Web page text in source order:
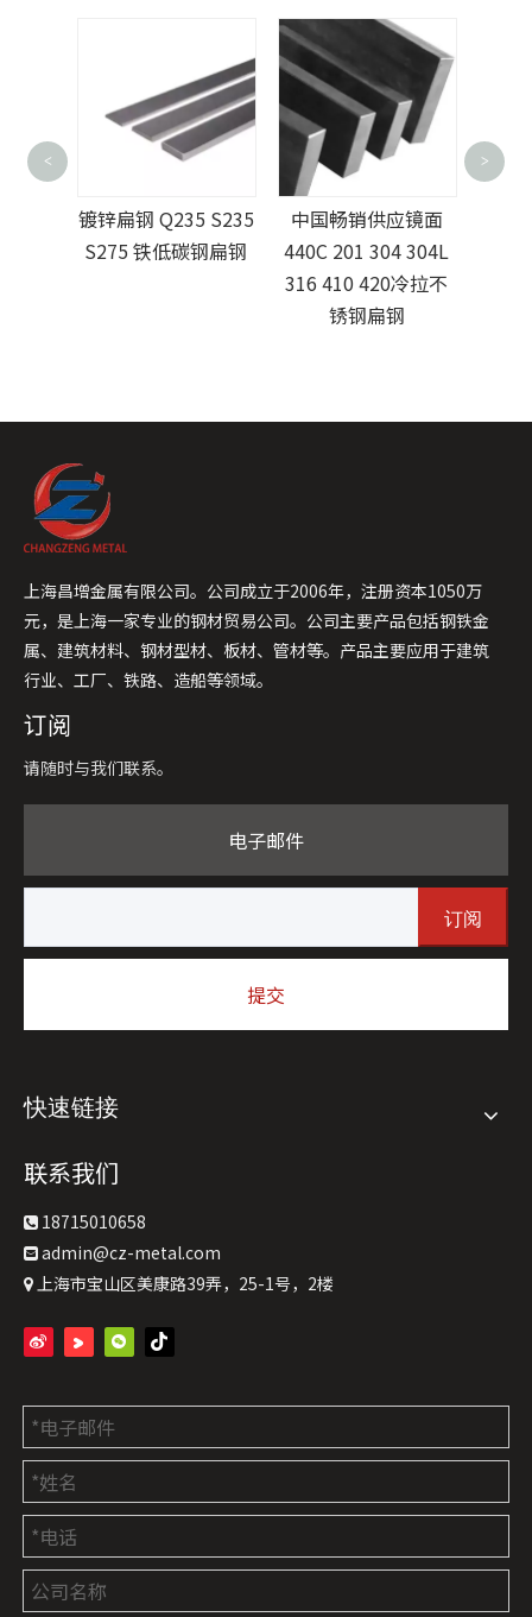
中国畅销供应镜面
440C 201 304 304L
Q235B ASTM-A36
工
< >
上海昌增金属有限公司。公司成立于2006年，注册资本1050万
元，是上海一家专业的钢材贸易公司。公司主要产品包括钢铁金
属、建筑材料、钢材型材、板材、管材等。产品主要应用于建筑
行业、工厂、铁路、造船等领域。
订阅
请随时与我们联系。
电子邮件
订阅
提交
快速链接
联系我们
 18715010658
 admin@cz-metal.com
 上海市宝山区美康路39弄，25-1号，2楼